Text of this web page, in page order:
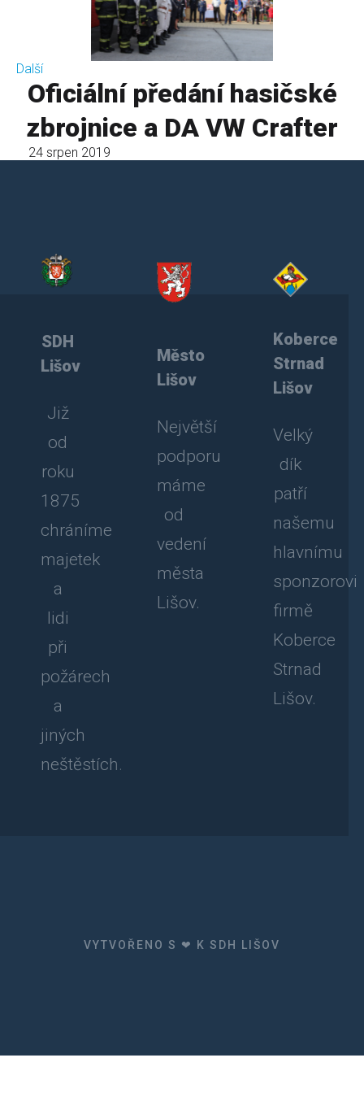
Další
Oficiální předání hasičské
zbrojnice a DA VW Crafter
24 srpen 2019
SDH
Lišov
Již
od
roku
1875
chráníme
majetek
a
lidi
při
požárech
a
jiných
neštěstích.
Město
Lišov
Největší
podporu
máme
od
vedení
města
Lišov.
Koberce
Strnad
Lišov
Velký
dík
patří
našemu
hlavnímu
sponzorovi
firmě
Koberce
Strnad
Lišov.
VYTVOŘENO S ❤ K SDH LIŠOV